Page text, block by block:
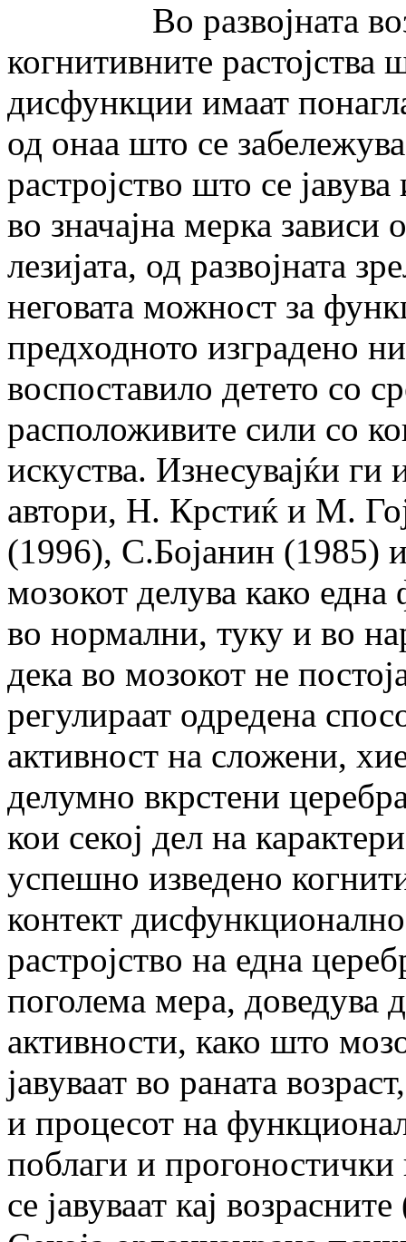
Во развојната
когнитивните растојства
дисфункции имаат
од онаа што се
растројство што се
во значајна мерка зависи
лезијата, од развојната
неговата можност за
предходното изградено
воспоставило детето со
расположивите сили со
искуства. Изнесувајќи ги
автори, Н. Крстиќ и М.
(1996), С.Бојанин (1985)
мозокот делува како
во нормални, туку и во
дека во мозокот не
регулираат одредена
активност на сложени,
делумно вкрстени
кои секој дел на
успешно изведено
контект
растројство на една
поголема мера, доведува
активности, како што
јавуваат во раната
и процесот на
поблаги и
се јавуваат кај